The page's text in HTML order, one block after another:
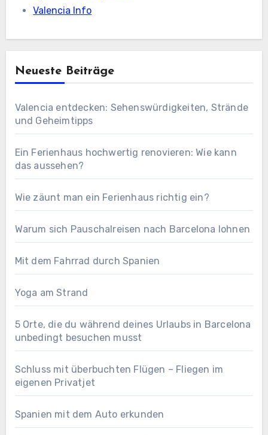
Valencia Info
Neueste Beiträge
Valencia entdecken: Sehenswürdigkeiten, Strände
und Geheimtipps
Ein Ferienhaus hochwertig renovieren: Wie kann
das aussehen?
Wie zäunt man ein Ferienhaus richtig ein?
Warum sich Pauschalreisen nach Barcelona lohnen
Mit dem Fahrrad durch Spanien
Yoga am Strand
5 Orte, die du während deines Urlaubs in Barcelona
unbedingt besuchen musst
Schluss mit überbuchten Flügen – Fliegen im
eigenen Privatjet
Spanien mit dem Auto erkunden